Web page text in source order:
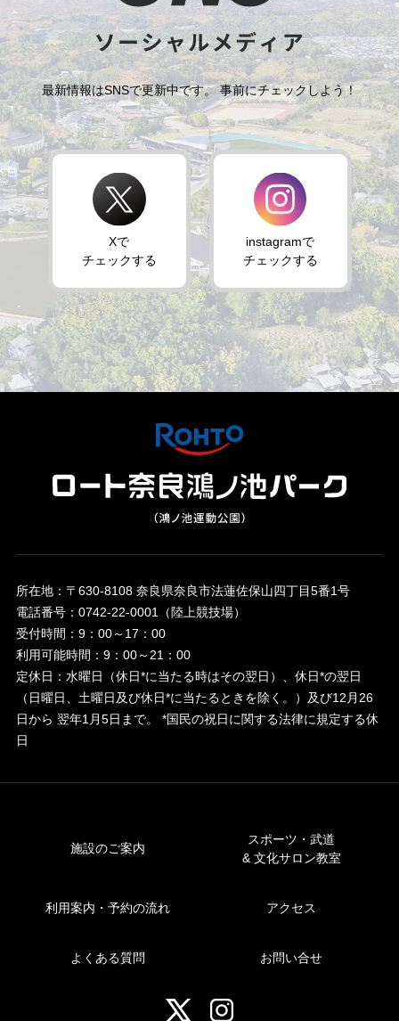
最新情報はSNSで更新中です。 事前にチェックしよう！
Xで
チェックする
instagramで
チェックする
所在地：〒630-8108 奈良県奈良市法蓮佐保山四丁目5番1号
電話番号：0742-22-0001（陸上競技場）
受付時間：9：00～17：00
利用可能時間：9：00～21：00
定休日：水曜日（休日*に当たる時はその翌日）、休日*の翌日
（日曜日、土曜日及び休日*に当たるときを除く。）及び12月26
日から 翌年1月5日まで。 *国民の祝日に関する法律に規定する休
日
施設のご案内
スポーツ・武道
& 文化サロン教室
利用案内・予約の流れ アクセス
よくある質問 お問い合せ